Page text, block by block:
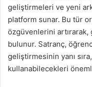
geliştirmeleri ve yeni
platform sunar. Bu tür
özgüvenlerini artırarak,
bulunur. Satranç,
geliştirmesinin yanı
kullanabilecekleri